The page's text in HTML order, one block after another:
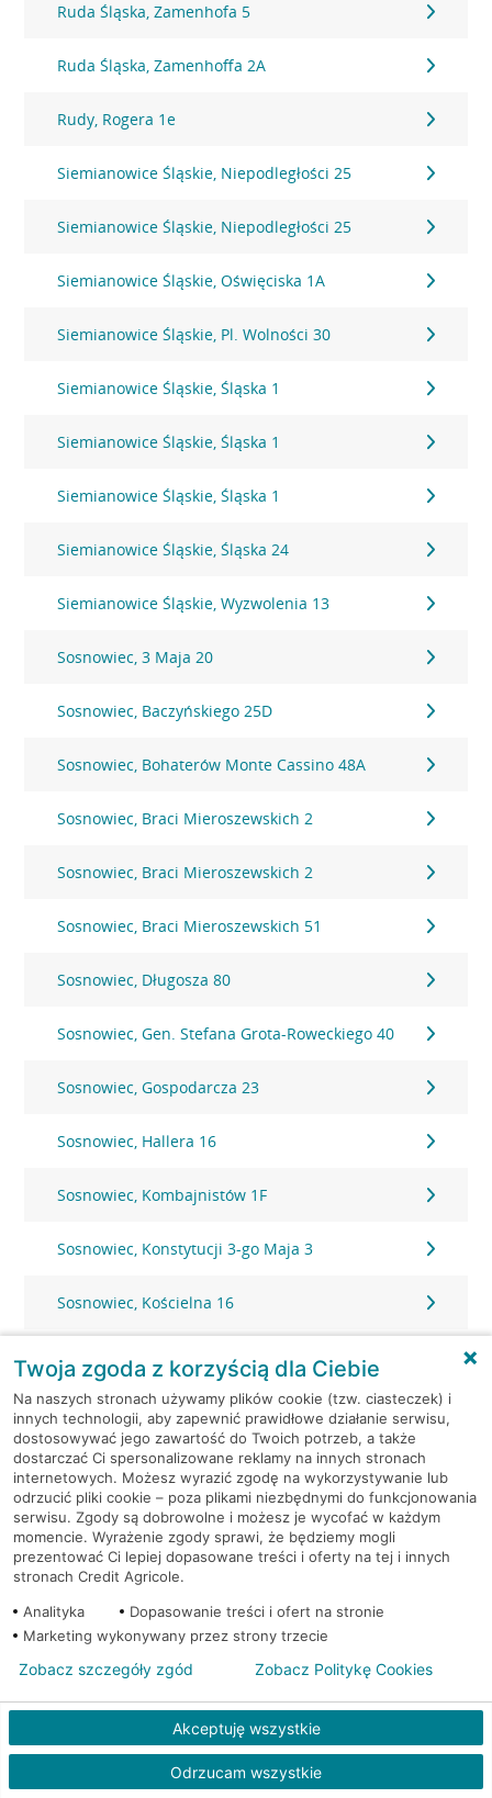
Ruda Śląska, Zamenhofa 5
Ruda Śląska, Zamenhoffa 2A
Rudy, Rogera 1e
Siemianowice Śląskie, Niepodległości 25
Siemianowice Śląskie, Niepodległości 25
Siemianowice Śląskie, Oświęciska 1A
Siemianowice Śląskie, Pl. Wolności 30
Siemianowice Śląskie, Śląska 1
Siemianowice Śląskie, Śląska 1
Siemianowice Śląskie, Śląska 1
Siemianowice Śląskie, Śląska 24
Siemianowice Śląskie, Wyzwolenia 13
Sosnowiec, 3 Maja 20
Sosnowiec, Baczyńskiego 25D
Sosnowiec, Bohaterów Monte Cassino 48A
Sosnowiec, Braci Mieroszewskich 2
Sosnowiec, Braci Mieroszewskich 2
Sosnowiec, Braci Mieroszewskich 51
Sosnowiec, Długosza 80
Sosnowiec, Gen. Stefana Grota-Roweckiego 40
Sosnowiec, Gospodarcza 23
Sosnowiec, Hallera 16
Sosnowiec, Kombajnistów 1F
Sosnowiec, Konstytucji 3-go Maja 3
Sosnowiec, Kościelna 16
Sosnowiec, Lenartowicza 104
Sosnowiec, Małachowskiego 7
Sosnowiec, Modrzejowska 14
Sosnowiec, Narutowicza 56
Sosnowiec, Podjazdowa 8
Sosnowiec, Prusa 62
Sosnowiec, Sienkiewicza 2
Sosnowiec, Sienkiewicza 3
Sosnowiec, Sienkiewicza 3
Twoja zgoda z korzyścią dla Ciebie
Na naszych stronach używamy plików cookie (tzw. ciasteczek) i
innych technologii, aby zapewnić prawidłowe działanie serwisu,
dostosowywać jego zawartość do Twoich potrzeb, a także
dostarczać Ci spersonalizowane reklamy na innych stronach
internetowych. Możesz wyrazić zgodę na wykorzystywanie lub
odrzucić pliki cookie – poza plikami niezbędnymi do funkcjonowania
serwisu. Zgody są dobrowolne i możesz je wycofać w każdym
momencie. Wyrażenie zgody sprawi, że będziemy mogli
prezentować Ci lepiej dopasowane treści i oferty na tej i innych
stronach Credit Agricole.
Analityka
Dopasowanie treści i ofert na stronie
Marketing wykonywany przez strony trzecie
Akceptuję wszystkie
Odrzucam wszystkie
Zobacz szczegóły zgód Zobacz Politykę Cookies